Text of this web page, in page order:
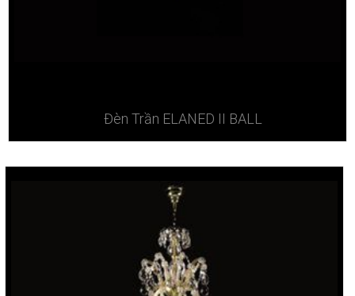
Đèn Trần ELANED II BALL